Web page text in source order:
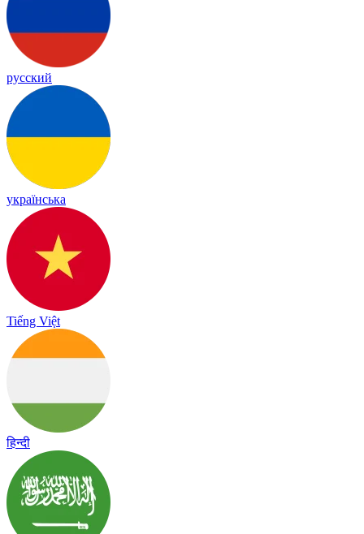
русский
українська
Tiếng Việt
हिन्दी